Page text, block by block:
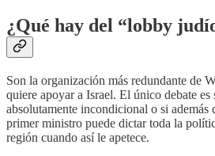
¿Qué hay del “lobby
Son la organización más redundante de
quiere apoyar a Israel. El único debate es
absolutamente incondicional o si además
primer ministro puede dictar toda la
región cuando así le apetece.